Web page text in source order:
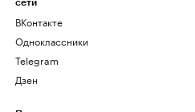
сети
ВКонтакте
Одноклассники
Telegram
Дзен